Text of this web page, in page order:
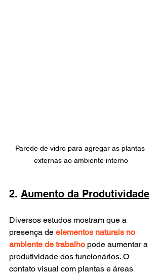
Parede de vidro para agregar as plantas
externas ao ambiente interno
2. Aumento da Produtividade
Diversos estudos mostram que a
presença de elementos naturais no
ambiente de trabalho pode aumentar a
produtividade dos funcionários. O
contato visual com plantas e áreas